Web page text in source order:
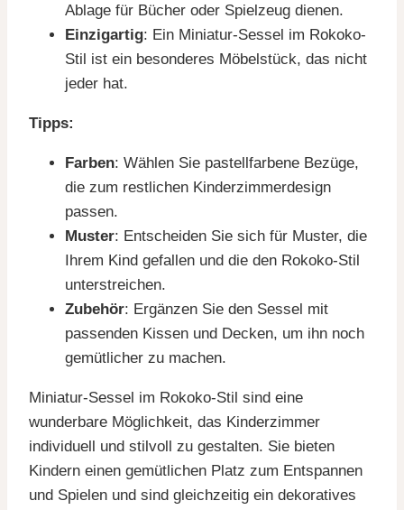
Ablage für Bücher oder Spielzeug dienen.
Einzigartig: Ein Miniatur-Sessel im Rokoko-
Stil ist ein besonderes Möbelstück, das nicht
jeder hat.
Tipps:
Farben: Wählen Sie pastellfarbene Bezüge,
die zum restlichen Kinderzimmerdesign
passen.
Muster: Entscheiden Sie sich für Muster, die
Ihrem Kind gefallen und die den Rokoko-Stil
unterstreichen.
Zubehör: Ergänzen Sie den Sessel mit
passenden Kissen und Decken, um ihn noch
gemütlicher zu machen.
Miniatur-Sessel im Rokoko-Stil sind eine
wunderbare Möglichkeit, das Kinderzimmer
individuell und stilvoll zu gestalten. Sie bieten
Kindern einen gemütlichen Platz zum Entspannen
und Spielen und sind gleichzeitig ein dekoratives